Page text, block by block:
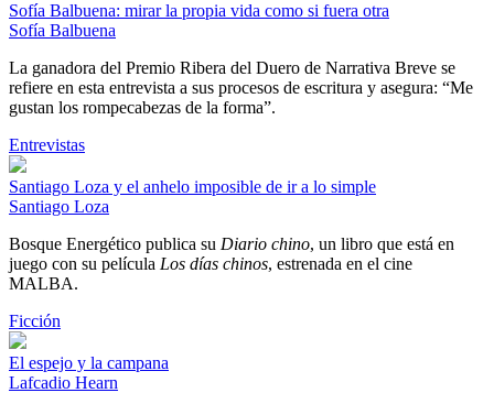
Sofía Balbuena: mirar la propia vida como si fuera otra
Sofía Balbuena
La ganadora del Premio Ribera del Duero de Narrativa Breve se
refiere en esta entrevista a sus procesos de escritura y asegura: “Me
gustan los rompecabezas de la forma”.
Entrevistas
Santiago Loza y el anhelo imposible de ir a lo simple
Santiago Loza
Bosque Energético publica su Diario chino, un libro que está en
juego con su película Los días chinos, estrenada en el cine
MALBA.
Ficción
El espejo y la campana
Lafcadio Hearn